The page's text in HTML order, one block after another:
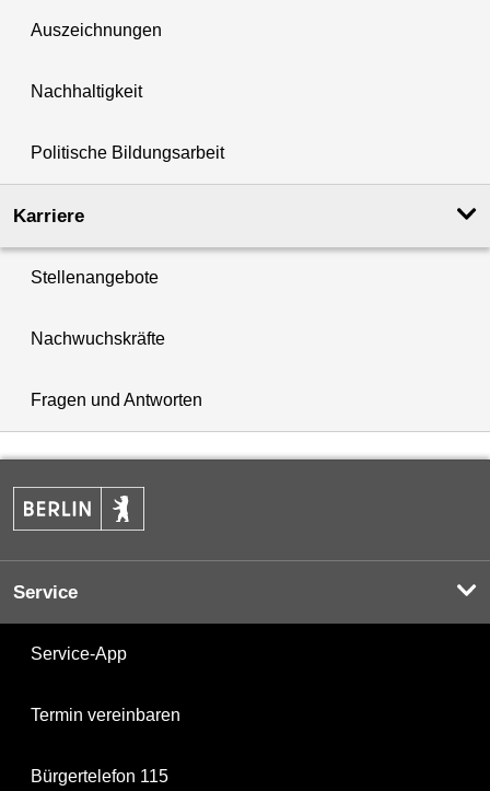
Auszeichnungen
Nachhaltigkeit
Politische Bildungsarbeit
Karriere
Stellenangebote
Nachwuchskräfte
Fragen und Antworten
Service
Service-App
Termin vereinbaren
Bürgertelefon 115